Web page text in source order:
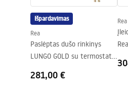
Garantija
„Easy Clean“ danga
Išpardavimas
Rea
Paslėptas dušo rinkinys
LUNGO GOLD su termostatu
281,00 €
Rea
Rea